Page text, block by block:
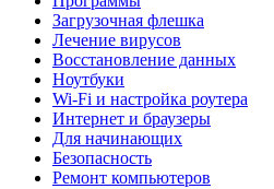
Загрузочная флешка
Лечение вирусов
Восстановление данных
Ноутбуки
Wi-Fi и настройка роутера
Интернет и браузеры
Для начинающих
Безопасность
Ремонт компьютеров